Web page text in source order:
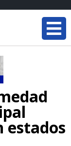
estados